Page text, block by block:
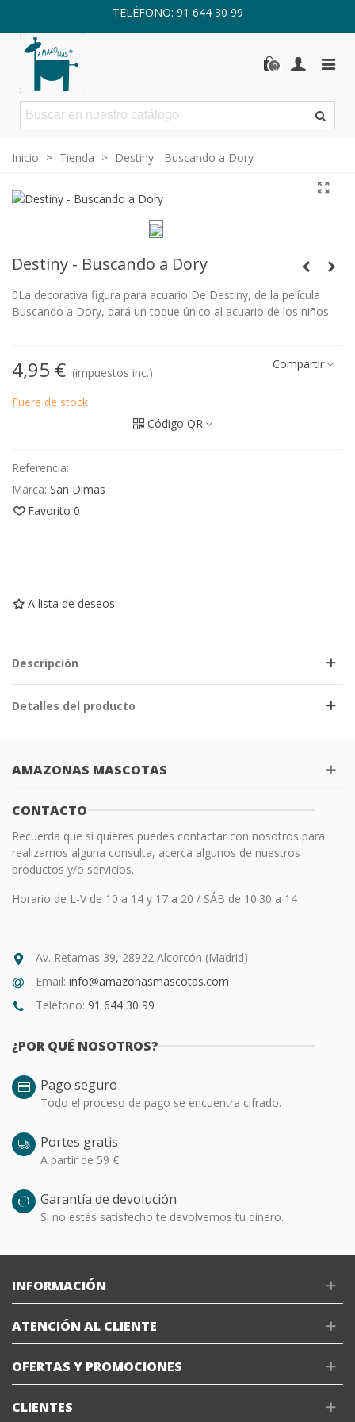
TELÉFONO: 91 644 30 99
0
Inicio > Tienda > Destiny - Buscando a Dory
Destiny - Buscando a Dory
0La decorativa figura para acuario De Destiny, de la película
Buscando a Dory, dará un toque único al acuario de los niños.
4,95 € (impuestos inc.)
Compartir
Fuera de stock
Código QR
Referencia:
Marca: San Dimas
Favorito 0
A lista de deseos
Descripción
Detalles del producto
AMAZONAS MASCOTAS
CONTACTO
Recuerda que si quieres puedes contactar con nosotros para
realizarnos alguna consulta, acerca algunos de nuestros
productos y/o servicios.
Horario de L-V de 10 a 14 y 17 a 20 / SÁB de 10:30 a 14
Av. Retamas 39, 28922 Alcorcón (Madrid)
Email: info@amazonasmascotas.com
Teléfono: 91 644 30 99
¿POR QUÉ NOSOTROS?
Pago seguro
Todo el proceso de pago se encuentra cifrado.
Portes gratis
A partir de 59 €.
Garantía de devolución
Si no estás satisfecho te devolvemos tu dinero.
INFORMACIÓN
ATENCIÓN AL CLIENTE
OFERTAS Y PROMOCIONES
CLIENTES